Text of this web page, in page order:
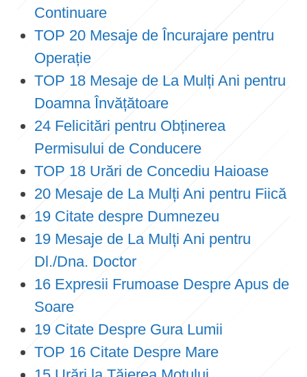
Continuare
TOP 20 Mesaje de Încurajare pentru
Operație
TOP 18 Mesaje de La Mulți Ani pentru
Doamna Învățătoare
24 Felicitări pentru Obținerea
Permisului de Conducere
TOP 18 Urări de Concediu Haioase
20 Mesaje de La Mulți Ani pentru Fiică
19 Citate despre Dumnezeu
19 Mesaje de La Mulți Ani pentru
Dl./Dna. Doctor
16 Expresii Frumoase Despre Apus de
Soare
19 Citate Despre Gura Lumii
TOP 16 Citate Despre Mare